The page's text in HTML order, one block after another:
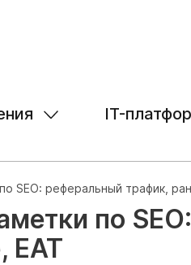
IT-
SEO: реферальный трафик,
по
EAT